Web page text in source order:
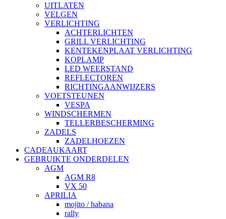
UITLATEN
VELGEN
VERLICHTING
ACHTERLICHTEN
GRILL VERLICHTING
KENTEKENPLAAT VERLICHTING
KOPLAMP
LED WEERSTAND
REFLECTOREN
RICHTINGAANWIJZERS
VOETSTEUNEN
VESPA
WINDSCHERMEN
TELLERBESCHERMING
ZADELS
ZADELHOEZEN
CADEAUKAART
GEBRUIKTE ONDERDELEN
AGM
AGM R8
VX 50
APRILIA
mojito / habana
rally